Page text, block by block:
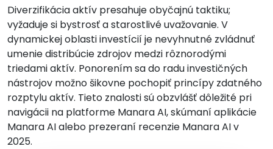
Diverzifikácia aktív presahuje obyčajnú taktiku;
vyžaduje si bystrosť a starostlivé uvažovanie. V
dynamickej oblasti investícií je nevyhnutné zvládnuť
umenie distribúcie zdrojov medzi rôznorodými
triedami aktív. Ponorením sa do radu investičných
nástrojov možno šikovne pochopiť princípy zdatného
rozptylu aktív. Tieto znalosti sú obzvlášť dôležité pri
navigácii na platforme Manara AI, skúmaní aplikácie
Manara AI alebo prezeraní recenzie Manara AI v
2025.